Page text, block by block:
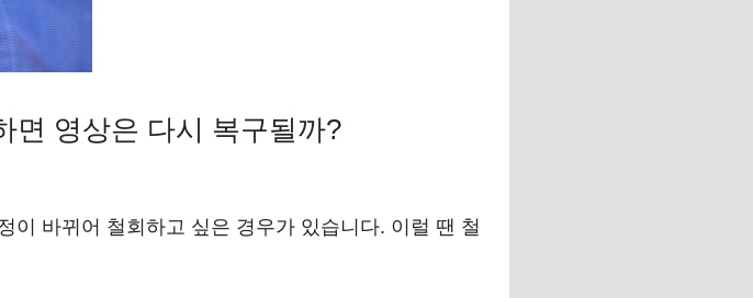
면 영상은 다시 복구될까?
이 바뀌어 철회하고 싶은 경우가 있습니다. 이럴 땐 철